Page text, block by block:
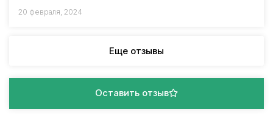
20 февраля, 2024
Еще отзывы
Оставить отзыв